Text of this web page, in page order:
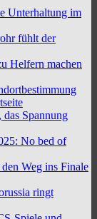
Unterhaltung im
fühlt der
Helfern machen
Spannung
No bed of
Weg ins Finale
ringt